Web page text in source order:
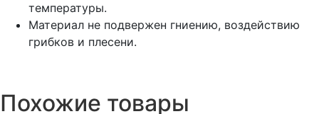
температуры.
Материал не подвержен гниению, воздействию
грибков и плесени.
Похожие товары